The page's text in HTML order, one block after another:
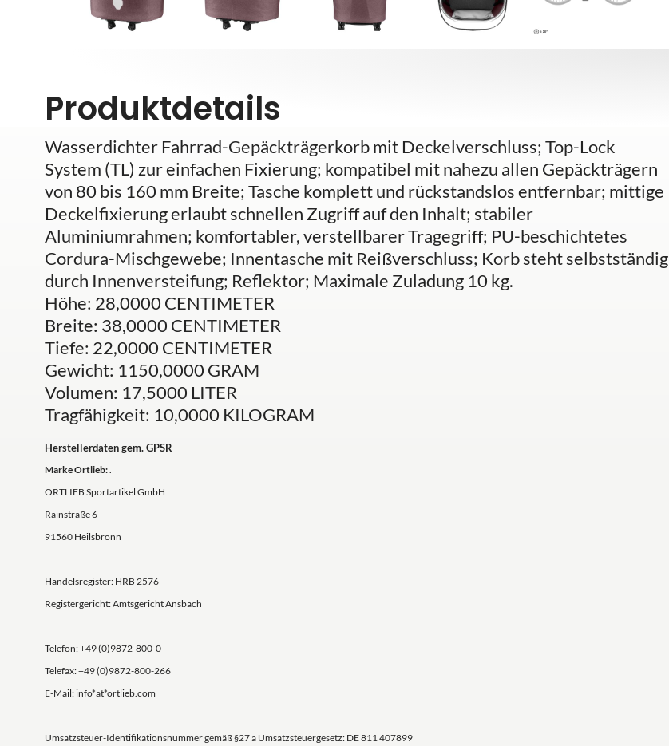
Produktdetails
Wasserdichter Fahrrad-Gepäckträgerkorb mit Deckelverschluss; Top-Lock
System (TL) zur einfachen Fixierung; kompatibel mit nahezu allen Gepäckträgern
von 80 bis 160 mm Breite; Tasche komplett und rückstandslos entfernbar; mittige
Deckelfixierung erlaubt schnellen Zugriff auf den Inhalt; stabiler
Aluminiumrahmen; komfortabler, verstellbarer Tragegriff; PU-beschichtetes
Cordura-Mischgewebe; Innentasche mit Reißverschluss; Korb steht selbstständig
durch Innenversteifung; Reflektor; Maximale Zuladung 10 kg.
Höhe: 28,0000 CENTIMETER
Breite: 38,0000 CENTIMETER
Tiefe: 22,0000 CENTIMETER
Gewicht: 1150,0000 GRAM
Volumen: 17,5000 LITER
Tragfähigkeit: 10,0000 KILOGRAM
Herstellerdaten gem. GPSR
Marke Ortlieb:.
ORTLIEB Sportartikel GmbH
Rainstraße 6
91560 Heilsbronn
Handelsregister: HRB 2576
Registergericht: Amtsgericht Ansbach
Telefon: +49 (0)9872-800-0
Telefax: +49 (0)9872-800-266
E-Mail: info*at*ortlieb.com
Umsatzsteuer-Identifikationsnummer gemäß §27 a Umsatzsteuergesetz: DE 811 407899